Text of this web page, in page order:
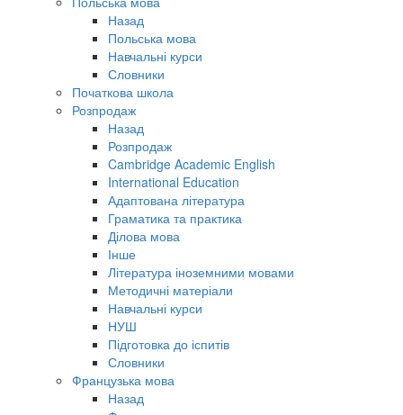
Назад
Польська мова
Навчальні курси
Словники
Початкова школа
Розпродаж
Назад
Розпродаж
Cambridge Academic English
International Education
Адаптована література
Граматика та практика
Ділова мова
Інше
Література іноземними мовами
Методичні матеріали
Навчальні курси
НУШ
Підготовка до іспитів
Словники
Французька мова
Назад